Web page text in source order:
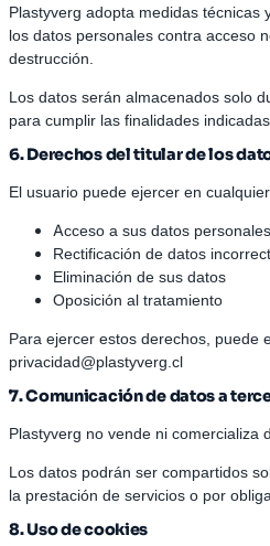
Plastyverg adopta medidas técnicas
los datos personales contra acceso
destrucción.
Los datos serán almacenados solo
para cumplir las finalidades indicadas.
6. Derechos del titular de los
El usuario puede ejercer en
Acceso a sus datos personales
Rectificación de datos
Eliminación de sus datos
Oposición al tratamiento
Para ejercer estos derechos, puede
privacidad@plastyverg.cl
7. Comunicación de datos a
Plastyverg no vende ni comercializa
Los datos podrán ser compartidos
la prestación de servicios o por
8. Uso de cookies